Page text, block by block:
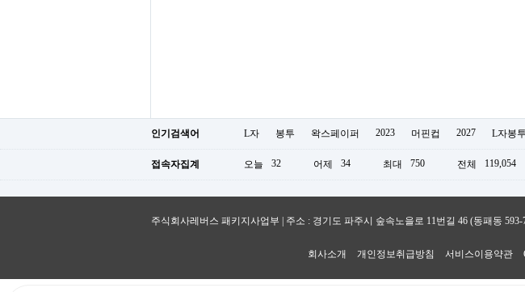
인기검색어 L자 봉투 왁스페이퍼 2023 머핀컵 2027 L자봉투
접속자집계 오늘 32 어제 34 최대 750 전체 119,054
주식회사레버스 패키지사업부 | 주소 : 경기도 파주시 숲속노을로 11번길 46 (동패동 593-
회사소개 개인정보취급방침 서비스이용약관